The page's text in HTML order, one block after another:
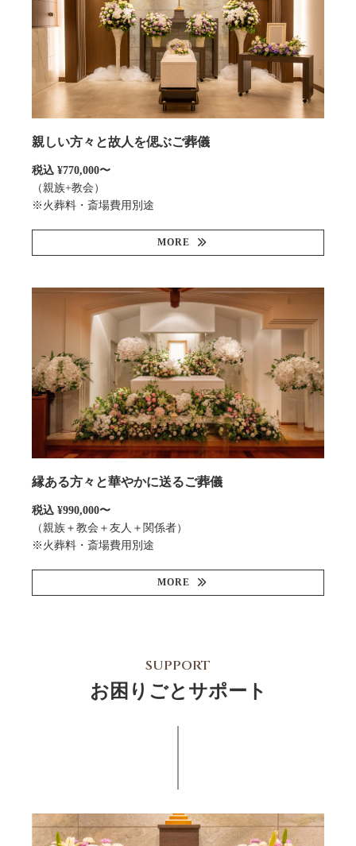
親しい方々と故人を偲ぶご葬儀
税込 ¥770,000〜
（親族+教会）
※火葬料・斎場費用別途
MORE
縁ある方々と華やかに送るご葬儀
税込 ¥990,000〜
（親族＋教会＋友人＋関係者）
※火葬料・斎場費用別途
MORE
SUPPORT
お困りごとサポート